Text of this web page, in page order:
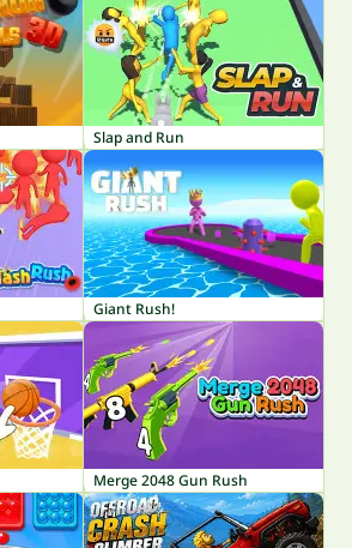
Slap and Run
Giant Rush!
Merge 2048 Gun Rush